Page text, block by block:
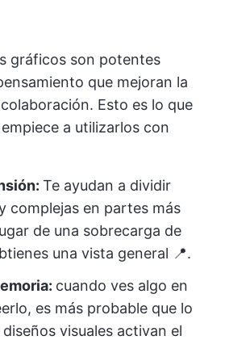
gráficos son potentes
que mejoran la
Esto es lo que
a utilizarlos con
Te ayudan a dividir
complejas en partes más
de una sobrecarga de
una vista general 📍.
cuando ves algo en
es más probable que lo
visuales activan el